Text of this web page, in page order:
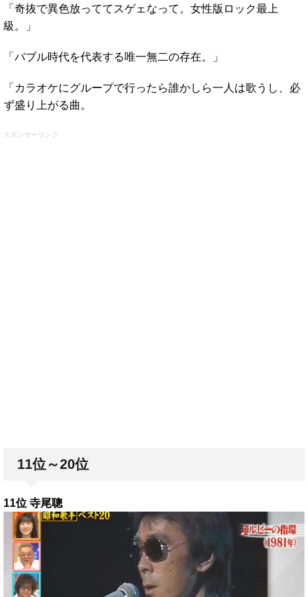
「奇抜で異色放っててスゲェなって。女性版ロック最上
級。」
「バブル時代を代表する唯一無二の存在。」
「カラオケにグループで行ったら誰かしら一人は歌うし、必
ず盛り上がる曲。
スポンサーリンク
11位～20位
11位 寺尾聰